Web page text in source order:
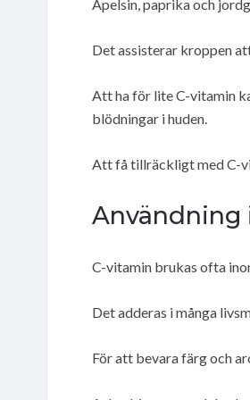
Apelsin, paprika och
Det assisterar kroppen
Att ha för lite C-vitamin
blödningar i huden.
Att få tillräckligt med C-
Användning
C-vitamin brukas ofta
Det adderas i många
För att bevara färg och